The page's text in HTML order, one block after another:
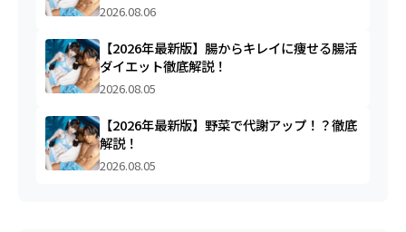
2026.08.06
【2026年最新版】腸からキレイに痩せる腸活
ダイエット徹底解説！
2026.08.05
【2026年最新版】野菜で代謝アップ！？徹底
解説！
2026.08.05